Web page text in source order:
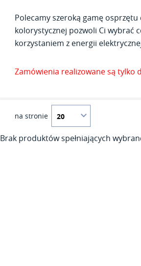
Polecamy szeroką gamę
kolorystycznej pozwoli Ci wybrać
korzystaniem z energii
Zamówienia realizowane są tylko
na stronie
Brak produktów spełniających